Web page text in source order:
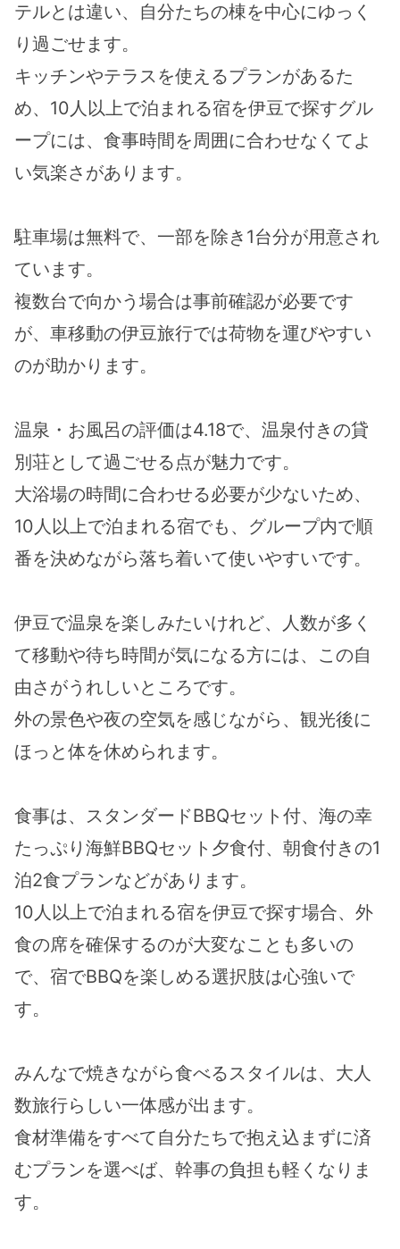
テルとは違い、自分たちの棟を中心にゆっく
り過ごせます。
キッチンやテラスを使えるプランがあるた
め、10人以上で泊まれる宿を伊豆で探すグル
ープには、食事時間を周囲に合わせなくてよ
い気楽さがあります。
駐車場は無料で、一部を除き1台分が用意され
ています。
複数台で向かう場合は事前確認が必要です
が、車移動の伊豆旅行では荷物を運びやすい
のが助かります。
温泉・お風呂の評価は4.18で、温泉付きの貸
別荘として過ごせる点が魅力です。
大浴場の時間に合わせる必要が少ないため、
10人以上で泊まれる宿でも、グループ内で順
番を決めながら落ち着いて使いやすいです。
伊豆で温泉を楽しみたいけれど、人数が多く
て移動や待ち時間が気になる方には、この自
由さがうれしいところです。
外の景色や夜の空気を感じながら、観光後に
ほっと体を休められます。
食事は、スタンダードBBQセット付、海の幸
たっぷり海鮮BBQセット夕食付、朝食付きの1
泊2食プランなどがあります。
10人以上で泊まれる宿を伊豆で探す場合、外
食の席を確保するのが大変なことも多いの
で、宿でBBQを楽しめる選択肢は心強いで
す。
みんなで焼きながら食べるスタイルは、大人
数旅行らしい一体感が出ます。
食材準備をすべて自分たちで抱え込まずに済
むプランを選べば、幹事の負担も軽くなりま
す。